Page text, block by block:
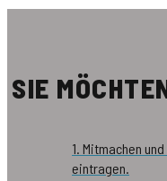
SIE
1. Mitmachen
eintragen.